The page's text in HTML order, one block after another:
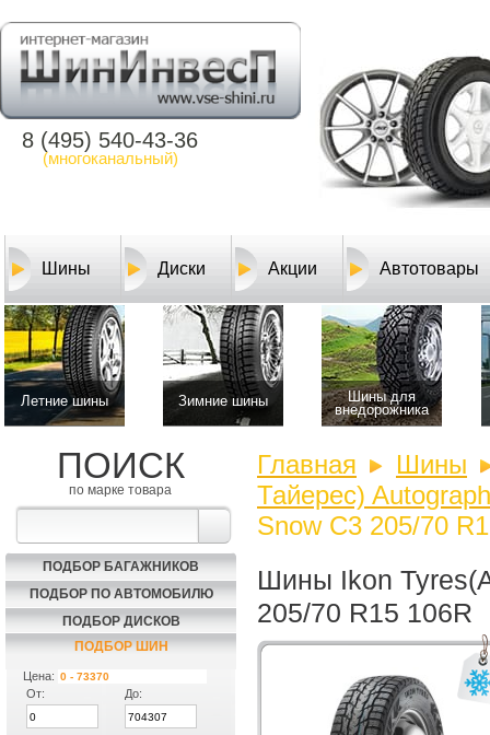
8 (495) 540-43-36
(многоканальный)
Шины Диски Акции Автотовары
Летние шины Зимние шины
Шины для
внедорожника
ПОИСК
по марке товара
ПОДБОР БАГАЖНИКОВ
ПОДБОР ПО АВТОМОБИЛЮ
ПОДБОР ДИСКОВ
ПОДБОР ШИН
Цена:
От:
До:
Главная
Шины
Тайерес)
Snow C3 205/70
Шины Ikon
205/70 R15 106R